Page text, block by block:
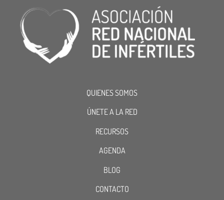
QUIENES SOMOS
ÚNETE A LA RED
RECURSOS
AGENDA
BLOG
CONTACTO